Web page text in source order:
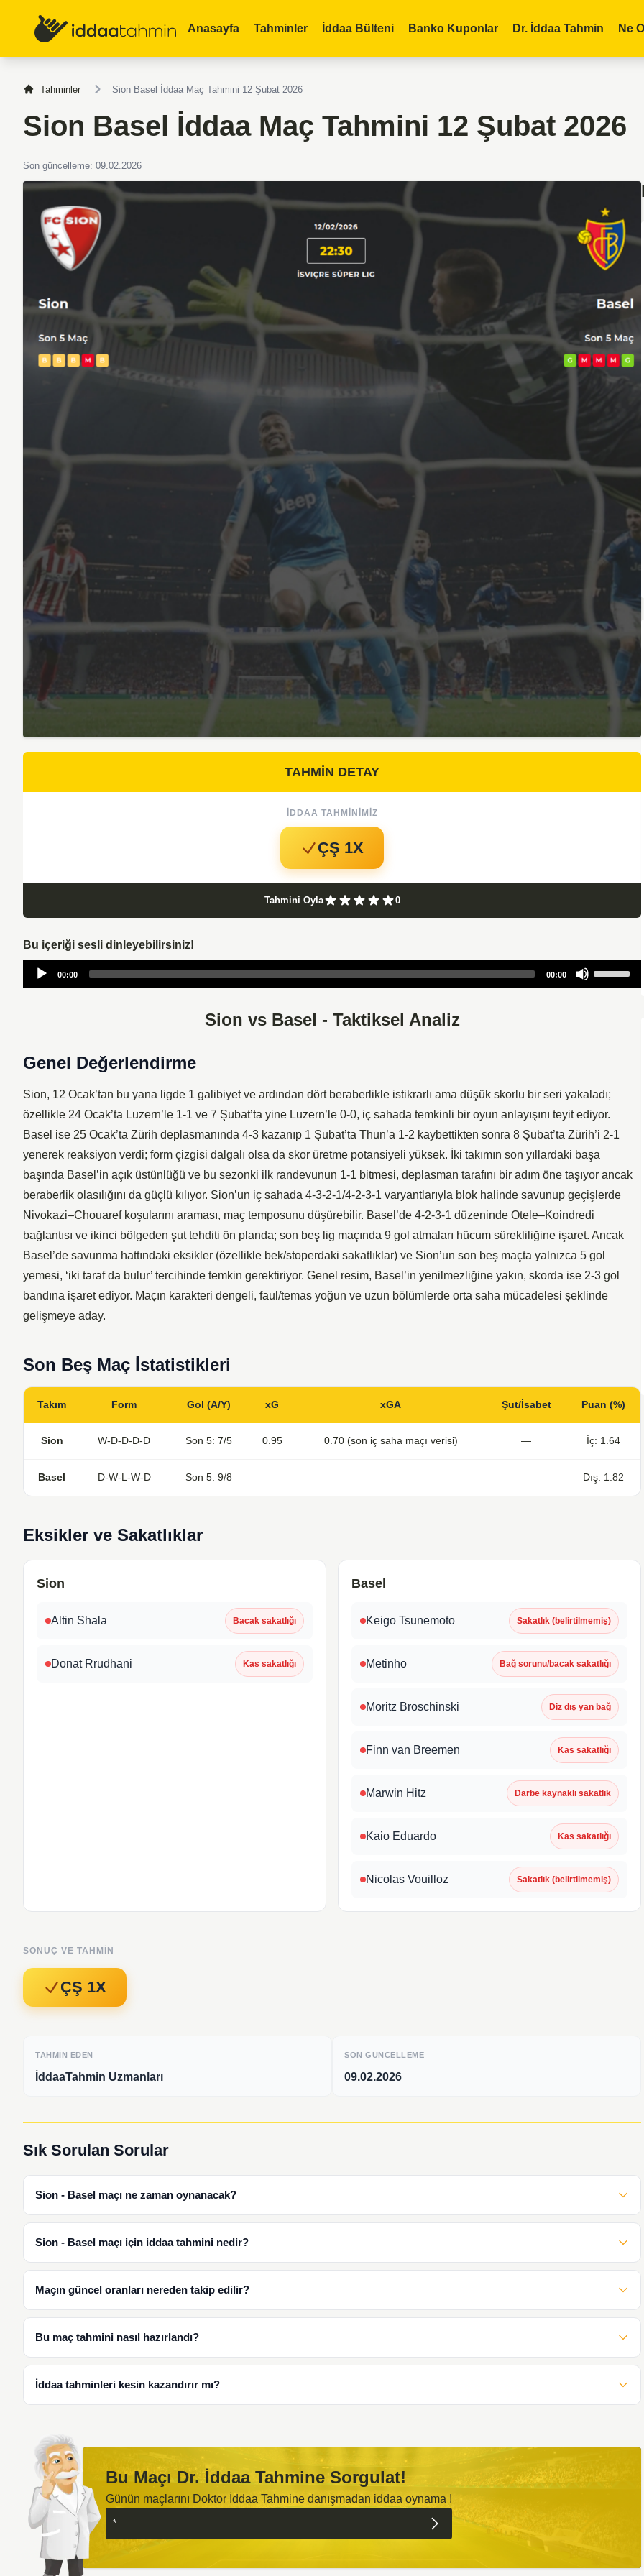
Anasayfa Tahminler İddaa Bülteni Banko Kuponlar Dr. İddaa Tahmin Ne
Tahminler Sion Basel İddaa Maç Tahmini 12 Şubat 2026
Sion Basel İddaa Maç Tahmini 12 Şubat 2026
Son güncelleme: 09.02.2026
TAHMİN DETAY
İDDAA TAHMINIMIZ
ÇŞ 1X
Tahmini Oyla 0
Bu içeriği sesli dinleyebilirsiniz!
Audio
00:00 00:00
decrease
Sion vs Basel - Taktiksel Analiz
Genel Değerlendirme
Sion, 12 Ocak’tan bu yana ligde 1 galibiyet ve ardından dört beraberlikle istikrarlı ama düşük skorlu bir seri yakaladı;
özellikle 24 Ocak’ta Luzern’le 1-1 ve 7 Şubat’ta yine Luzern’le 0-0, iç sahada temkinli bir oyun anlayışını teyit ediyor.
Basel ise 25 Ocak’ta Zürih deplasmanında 4-3 kazanıp 1 Şubat’ta Thun’a 1-2 kaybettikten sonra 8 Şubat’ta Zürih’i 2-1
yenerek reaksiyon verdi; form çizgisi dalgalı olsa da skor üretme potansiyeli yüksek. İki takımın son yıllardaki başa
başında Basel’in açık üstünlüğü ve bu sezonki ilk randevunun 1-1 bitmesi, deplasman tarafını bir adım öne taşıyor ancak
beraberlik olasılığını da güçlü kılıyor. Sion’un iç sahada 4-3-2-1/4-2-3-1 varyantlarıyla blok halinde savunup geçişlerde
Nivokazi–Chouaref koşularını araması, maç temposunu düşürebilir. Basel’de 4-2-3-1 düzeninde Otele–Koindredi
bağlantısı ve ikinci bölgeden şut tehditi ön planda; son beş lig maçında 9 gol atmaları hücum sürekliliğine işaret. Ancak
Basel’de savunma hattındaki eksikler (özellikle bek/stoperdaki sakatlıklar) ve Sion’un son beş maçta yalnızca 5 gol
yemesi, ‘iki taraf da bulur’ tercihinde temkin gerektiriyor. Genel resim, Basel’in yenilmezliğine yakın, skorda ise 2-3 gol
bandına işaret ediyor. Maçın karakteri dengeli, faul/temas yoğun ve uzun bölümlerde orta saha mücadelesi şeklinde
gelişmeye aday.
Son Beş Maç İstatistikleri
Takım Form Gol (A/Y) xG xGA Şut/İsabet Puan (%)
Sion W-D-D-D-D Son 5: 7/5 0.95 0.70 (son iç saha maçı verisi) — İç: 1.64
Basel D-W-L-W-D Son 5: 9/8 — — Dış: 1.82
Eksikler ve Sakatlıklar
Sion
Altin Shala Bacak sakatlığı
Donat Rrudhani Kas sakatlığı
Basel
Keigo Tsunemoto Sakatlık (belirtilmemiş)
Metinho Bağ sorunu/bacak sakatlığı
Moritz Broschinski Diz dış yan bağ
Finn van Breemen Kas sakatlığı
Marwin Hitz Darbe kaynaklı sakatlık
Kaio Eduardo Kas sakatlığı
Nicolas Vouilloz Sakatlık (belirtilmemiş)
SONUÇ VE TAHMIN
ÇŞ 1X
TAHMIN EDEN
İddaaTahmin Uzmanları
SON GÜNCELLEME
09.02.2026
Sık Sorulan Sorular
Sion - Basel maçı ne zaman oynanacak?
Sion - Basel maçı için iddaa tahmini nedir?
Maçın güncel oranları nereden takip edilir?
Bu maç tahmini nasıl hazırlandı?
İddaa tahminleri kesin kazandırır mı?
Bu Maçı Dr. İddaa Tahmine Sorgulat!
Günün maçlarını Doktor İddaa Tahmine danışmadan iddaa oynama !